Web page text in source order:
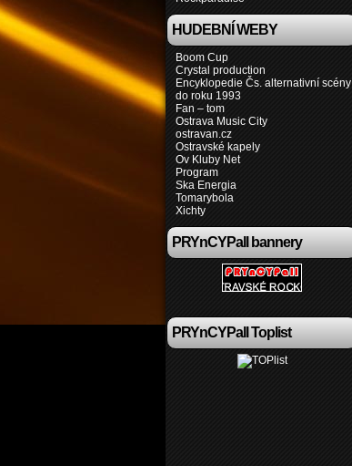
HUDEBNÍ WEBY
Boom Cup
Crystal production
Encyklopedie Čs. alternativní scény
do roku 1993
Fan – tom
Ostrava Music City
ostravan.cz
Ostravské kapely
Ov Kluby Net
Program
Ska Energia
Tomarybola
Xichty
PRYnCYPall bannery
PRYnCYPall Toplist